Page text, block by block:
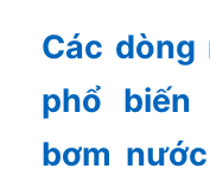
Các dòng
phổ
bơm